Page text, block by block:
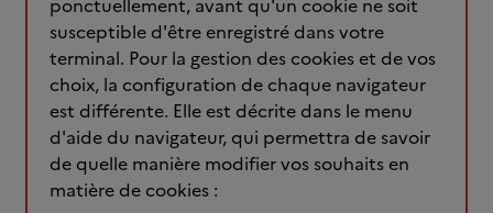
ponctuellement, avant qu'un cookie ne soit
susceptible d'être enregistré dans votre
terminal. Pour la gestion des cookies et de vos
choix, la configuration de chaque navigateur
est différente. Elle est décrite dans le menu
d'aide du navigateur, qui permettra de savoir
de quelle manière modifier vos souhaits en
matière de cookies :